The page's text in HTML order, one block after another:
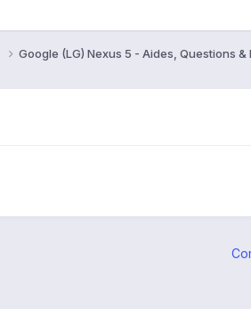
Google (LG) Nexus 5 - Aides, Questions &